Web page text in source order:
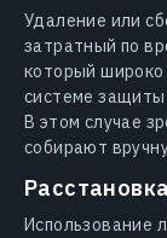
Удаление или
затратный по
который широко
системе
В этом случае
собирают
Использование